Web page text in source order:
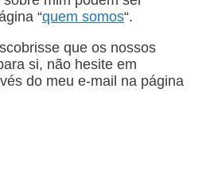
“quem somos“.
que os nossos
si, não hesite em
do meu e-mail na página